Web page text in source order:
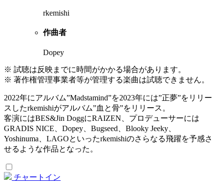
rkemishi
作曲者
Dopey
※ 試聴は反映までに時間がかかる場合があります。
※ 著作権管理事業者等が管理する楽曲は試聴できません。
2022年にアルバム”Madstamind”を2023年には”正夢”をリリー
スしたrkemishiがアルバム”血と骨”をリリース。
客演にはBES&Jin DoggにRAIZEN、プロデューサーには
GRADIS NICE、Dopey、Bugseed、Blooky Jeeky、
Yoshinuma、LAGOといったrkemishiのさらなる飛躍を予感さ
せるような作品となった。
チャートイン